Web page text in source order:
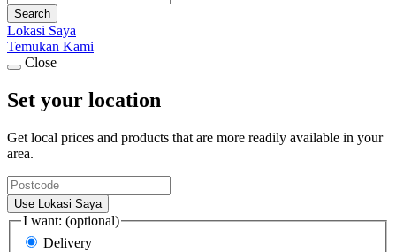
Search
Lokasi Saya
Temukan Kami
Close
Set your location
Get local prices and products that are more readily available in your
area.
Use Lokasi Saya
I want: (optional)
Delivery